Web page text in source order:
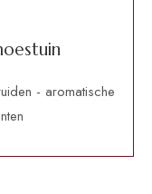
- aromatische